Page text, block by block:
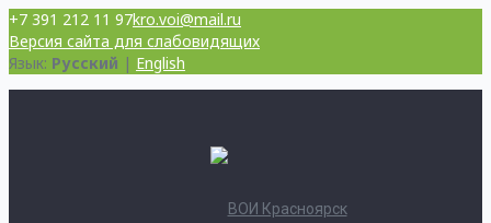
+7 391 212 11 97kro.voi@mail.ru
Версия сайта для слабовидящих
Язык: Русский | English